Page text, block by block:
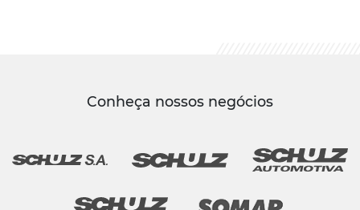
Conheça nossos negócios